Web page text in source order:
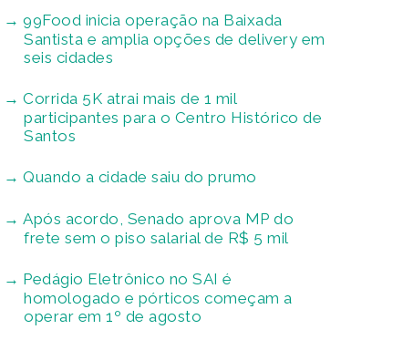
99Food inicia operação na Baixada
Santista e amplia opções de delivery em
seis cidades
Corrida 5K atrai mais de 1 mil
participantes para o Centro Histórico de
Santos
Quando a cidade saiu do prumo
Após acordo, Senado aprova MP do
frete sem o piso salarial de R$ 5 mil
Pedágio Eletrônico no SAI é
homologado e pórticos começam a
operar em 1º de agosto